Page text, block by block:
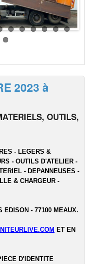
2023 à
OUTILS,
- LEGERS &
- OUTILS D'ATELIER -
- DEPANNEUSES -
& CHARGEUR -
EDISON - 77100 MEAUX.
ET EN
D'IDENTITE